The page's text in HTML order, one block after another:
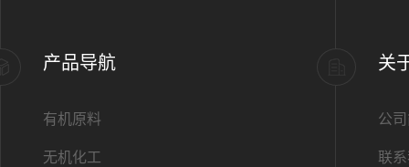
产品导航
有机原料
无机化工
关
公
联